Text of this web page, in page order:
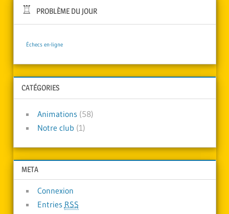
PROBLÈME DU JOUR
Échecs en-ligne
CATÉGORIES
Animations(58)
Notre club (1)
META
Connexion
Entries RSS